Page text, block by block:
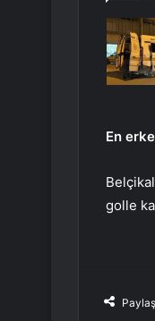
En
golle
Paylaş